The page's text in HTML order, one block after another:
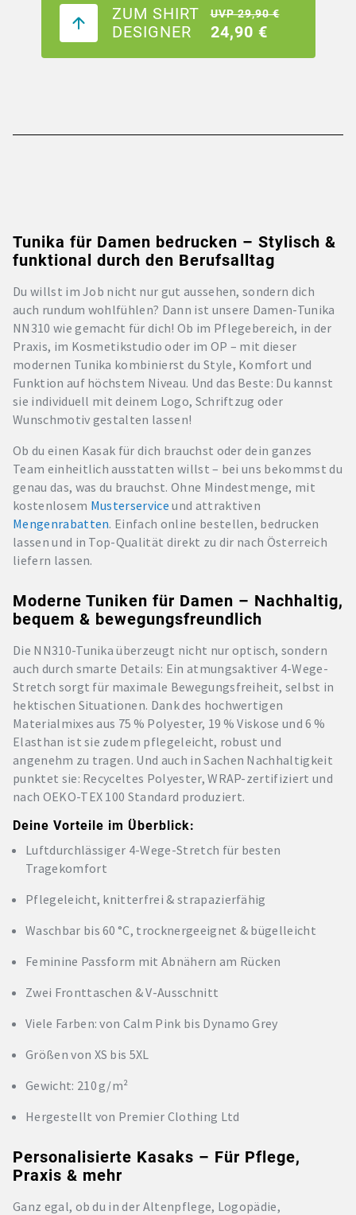
ZUM SHIRT
DESIGNER
UVP 29,90 €
24,90 €
Tunika für Damen bedrucken – Stylisch &
funktional durch den Berufsalltag
Du willst im Job nicht nur gut aussehen, sondern dich
auch rundum wohlfühlen? Dann ist unsere Damen-Tunika
NN310 wie gemacht für dich! Ob im Pflegebereich, in der
Praxis, im Kosmetikstudio oder im OP – mit dieser
modernen Tunika kombinierst du Style, Komfort und
Funktion auf höchstem Niveau. Und das Beste: Du kannst
sie individuell mit deinem Logo, Schriftzug oder
Wunschmotiv gestalten lassen!
Ob du einen Kasak für dich brauchst oder dein ganzes
Team einheitlich ausstatten willst – bei uns bekommst du
genau das, was du brauchst. Ohne Mindestmenge, mit
kostenlosem Musterservice und attraktiven
Mengenrabatten. Einfach online bestellen, bedrucken
lassen und in Top-Qualität direkt zu dir nach Österreich
liefern lassen.
Moderne Tuniken für Damen – Nachhaltig,
bequem & bewegungsfreundlich
Die NN310-Tunika überzeugt nicht nur optisch, sondern
auch durch smarte Details: Ein atmungsaktiver 4-Wege-
Stretch sorgt für maximale Bewegungsfreiheit, selbst in
hektischen Situationen. Dank des hochwertigen
Materialmixes aus 75 % Polyester, 19 % Viskose und 6 %
Elasthan ist sie zudem pflegeleicht, robust und
angenehm zu tragen. Und auch in Sachen Nachhaltigkeit
punktet sie: Recyceltes Polyester, WRAP-zertifiziert und
nach OEKO-TEX 100 Standard produziert.
Deine Vorteile im Überblick:
Luftdurchlässiger 4-Wege-Stretch für besten
Tragekomfort
Pflegeleicht, knitterfrei & strapazierfähig
Waschbar bis 60 °C, trocknergeeignet & bügelleicht
Feminine Passform mit Abnähern am Rücken
Zwei Fronttaschen & V-Ausschnitt
Viele Farben: von Calm Pink bis Dynamo Grey
Größen von XS bis 5XL
Gewicht: 210 g/m²
Hergestellt von Premier Clothing Ltd
Personalisierte Kasaks – Für Pflege,
Praxis & mehr
Ganz egal, ob du in der Altenpflege, Logopädie,